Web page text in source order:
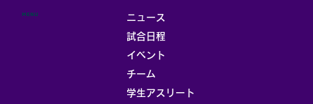
ニュース
試合日程
イベント
チーム
学生アスリート
MENU